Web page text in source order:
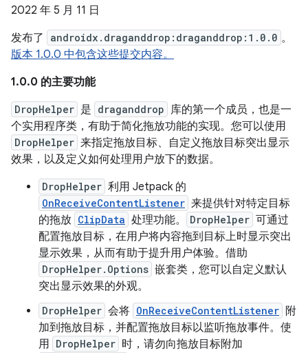
2022 年 5 月 11 日
发布了
androidx.draganddrop:draganddrop:1.0.0 。
版本 1.0.0 中包含这些提交内容。
1.0.0 的主要功能
DropHelper 是 draganddrop 库的第一个成员，也是一
个实用程序类，有助于简化拖放功能的实现。您可以使用
DropHelper 来指定拖放目标、自定义拖放目标突出显示
效果，以及定义如何处理用户放下的数据。
DropHelper 利用 Jetpack 的
OnReceiveContentListener 来提供针对特定目标
的拖放 ClipData 处理功能。 DropHelper 可通过
配置拖放目标，在用户将内容拖到目标上时显示突出
显示效果，从而有助于提升用户体验。借助
DropHelper.Options 嵌套类，您可以自定义默认
突出显示效果的外观。
DropHelper 会将 OnReceiveContentListener 附
加到拖放目标，并配置拖放目标以监听拖放事件。使
用 DropHelper 时，请勿向拖放目标附加